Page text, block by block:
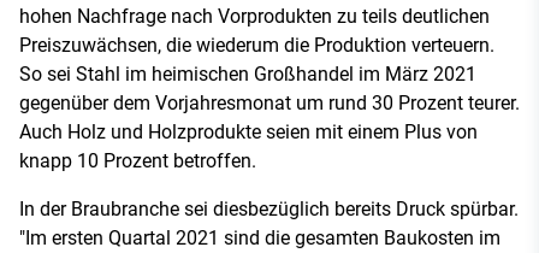
hohen Nachfrage nach Vorprodukten zu teils deutlichen
Preiszuwächsen, die wiederum die Produktion verteuern.
So sei Stahl im heimischen Großhandel im März 2021
gegenüber dem Vorjahresmonat um rund 30 Prozent teurer.
Auch Holz und Holzprodukte seien mit einem Plus von
knapp 10 Prozent betroffen.
In der Braubranche sei diesbezüglich bereits Druck spürbar.
"Im ersten Quartal 2021 sind die gesamten Baukosten im